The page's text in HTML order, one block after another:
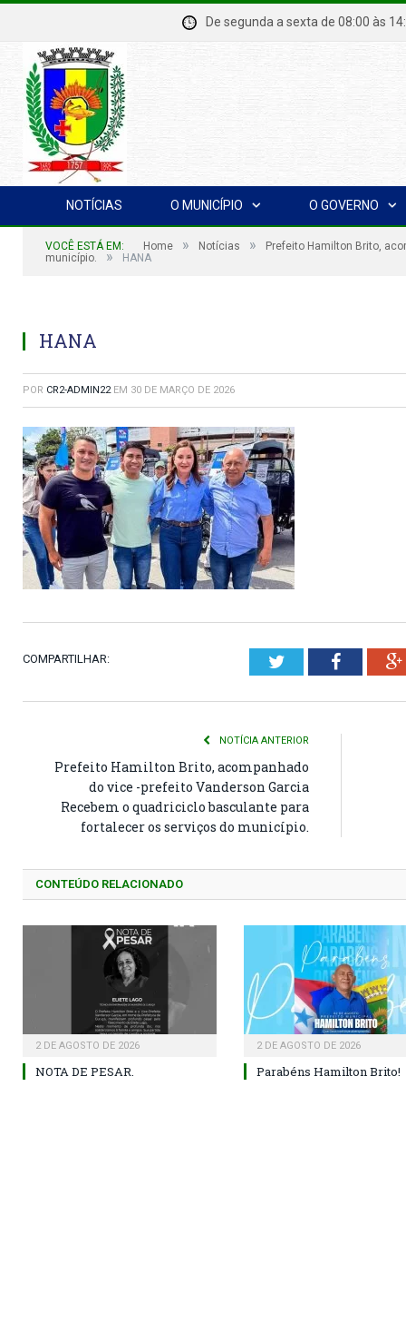
De segunda a sexta de 08:00
NOTÍCIAS O MUNICÍPIO O GOVERNO
VOCÊ ESTÁ EM: Home » Notícias »
Prefeito Hamilton Brito,
município.
» HANA
HANA
POR CR2-ADMIN22 EM 30 DE MARÇO DE 2026
COMPARTILHAR: Twitter
NOTÍCIA ANTERIOR
Prefeito Hamilton Brito, acompanhado
do vice -prefeito Vanderson Garcia
Recebem o quadriciclo basculante para
fortalecer os serviços do município.
CONTEÚDO RELACIONADO
2 DE AGOSTO DE 2026
NOTA DE PESAR.
2 DE AGOSTO DE 2026
Parabéns Hamilton Brito!